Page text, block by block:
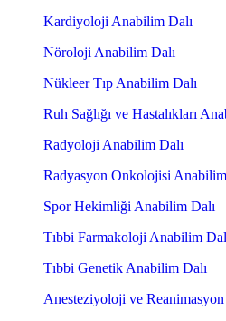
Kardiyoloji Anabilim Dalı
Nöroloji Anabilim Dalı
Nükleer Tıp Anabilim Dalı
Ruh Sağlığı ve Hastalıkları
Radyoloji Anabilim Dalı
Radyasyon Onkolojisi
Spor Hekimliği Anabilim Dalı
Tıbbi Farmakoloji Anabilim
Tıbbi Genetik Anabilim Dalı
Anesteziyoloji ve